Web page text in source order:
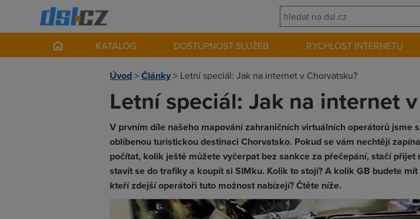
KATALOG DOSTUPNOST SLUŽEB RYCHLOST INTERNETU
Úvod>Články> Letní speciál: Jak na internet v Chorvatsku?
Letní speciál: Jak na internet
V prvním díle našeho mapování zahraničních virtuálních operátorů jsme
oblíbenou turistickou destinaci Chorvatsko. Pokud se vám nechtějí
počítat, kolik ještě můžete vyčerpat bez sankce za přečepání, stačí přijet
stavit se do trafiky a koupit si SIMku. Kolik to stojí? A kolik GB budete
kteří zdejší operátoři tuto možnost nabízejí? Čtěte níže.